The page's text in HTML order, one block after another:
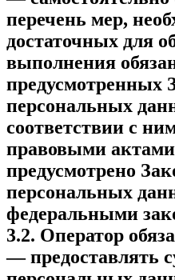
перечень мер,
достаточных для
выполнения
предусмотренных
персональных
соответствии с
правовыми
предусмотрено
персональных
федеральными
3.2. Оператор
— предоставлять